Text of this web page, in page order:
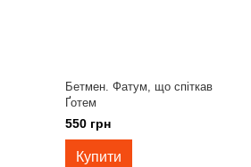
Бетмен. Фатум, що спіткав
Ґотем
550 грн
Купити